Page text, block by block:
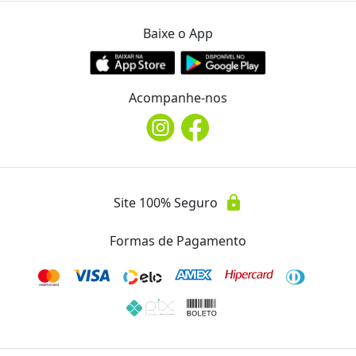
Ver Mais Ofertas
Endereço
(43) 99114.0130
(43) 99114.0130
Instagram
@barba.com28
Avaliações
Baixe o App
Acompanhe-nos
Site 100% Seguro lock
Formas de Pagamento